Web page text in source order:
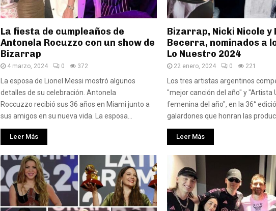
La fiesta de cumpleaños de
Antonela Rocuzzo con un show de
Bizarrap
4 marzo, 2024 0 372
La esposa de Lionel Messi mostró algunos
detalles de su celebración. Antonela
Roccuzzo recibió sus 36 años en Miami junto a
sus amigos en su nueva vida. La esposa...
Leer Más
Bizarrap, Nicki Nicole y
Becerra, nominados a
Lo Nuestro 2024
22 enero, 2024 0 221
Los tres artistas argentinos
"mejor canción del año" y "Artista
femenina del año", en la 36°
galardones que honran las
Leer Más